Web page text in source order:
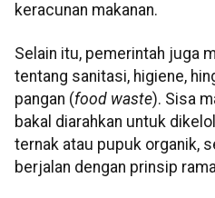
keracunan makanan.
Selain itu, pemerintah juga
tentang sanitasi, higiene,
pangan (food waste). Sisa
bakal diarahkan untuk
ternak atau pupuk organik,
berjalan dengan prinsip